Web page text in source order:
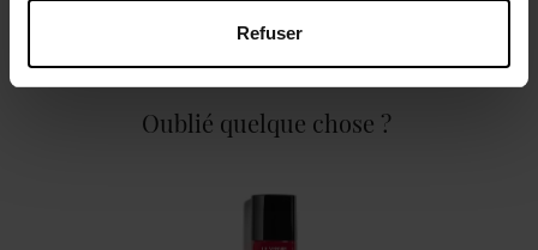
Refuser
Oublié quelque chose ?